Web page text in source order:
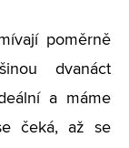
poměrně
dvanáct
a máme
čeká, až se